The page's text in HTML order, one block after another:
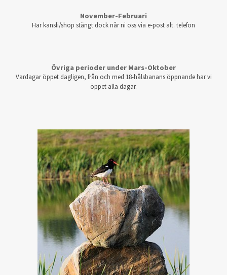
November-Februari
Har kansli/shop stängt dock når ni oss via e-post alt. telefon
Övriga perioder under Mars-Oktober
Vardagar öppet dagligen, från och med 18-hålsbanans öppnande har vi
öppet alla dagar.